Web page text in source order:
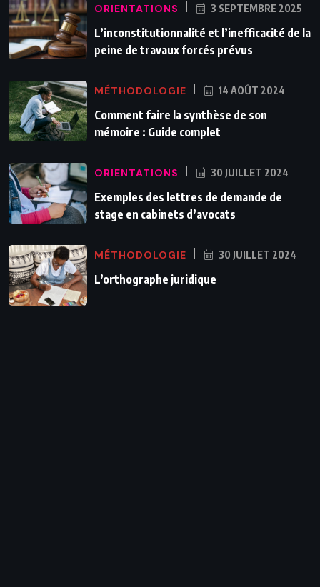
ORIENTATIONS 3 SEPTEMBRE 2025
L’inconstitutionnalité et l’inefficacité de la
peine de travaux forcés prévus
MÉTHODOLOGIE 14 AOÛT 2024
Comment faire la synthèse de son
mémoire : Guide complet
ORIENTATIONS 30 JUILLET 2024
Exemples des lettres de demande de
stage en cabinets d’avocats
MÉTHODOLOGIE 30 JUILLET 2024
L’orthographe juridique